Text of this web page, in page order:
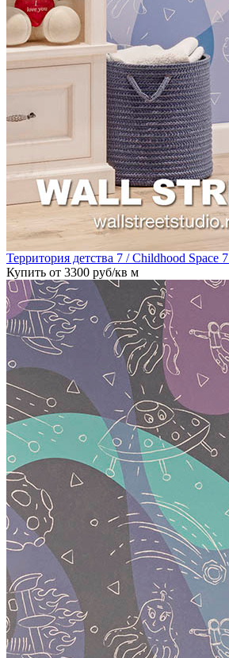
Территория детства 7 / Childhood Space 7
Купить от 3300 руб/кв м